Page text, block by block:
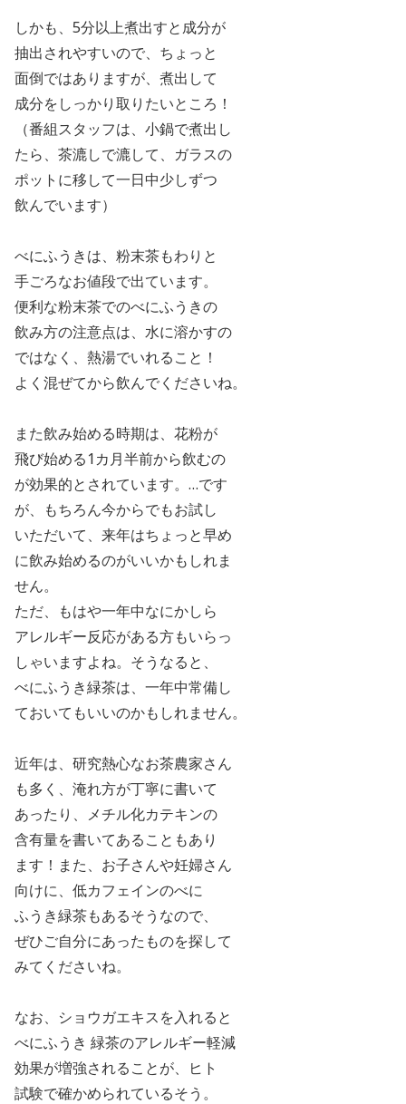
しかも、 5分以上煮出すと成分が
抽出されやすいので、ちょっと
面倒ではありますが、煮出して
成分をしっかり取りたいところ！
（番組スタッフは、小鍋で煮出し
たら、茶漉しで漉して、ガラスの
ポットに移して一日中少しずつ
飲んでいます）
べにふうきは、粉末茶もわりと
手ごろなお値段で出ています。
便利な粉末茶でのべにふうきの
飲み方の注意点は、水に溶かすの
ではなく、熱湯でいれること！
よく混ぜてから飲んでくださいね。
また飲み始める時期は、花粉が
飛び始める1カ月半前から飲むの
が効果的とされています。…です
が、
もちろん今からでもお試し
いただいて、来年はちょっと早め
に飲み始めるのがいいかも しれま
せん。
ただ、もはや一年中なにかしら
アレルギー反応がある方もいらっ
しゃいますよね。そうなると、
べにふうき緑茶は、一年中常備し
ておいてもいいのかもしれません。
近年は、研究熱心なお茶農家さん
も多く、淹れ方が丁寧に書いて
あったり、メチル化カテキンの
含有量を書いてあることもあり
ます！ また、お子さんや妊婦さん
向けに、低カフェインのべに
ふうき緑茶もあるそう なので、
ぜひご自分にあったものを探して
みてくださいね。
なお、ショウガエキスを入れると
べにふうき 緑茶のアレルギー軽減
効果が増強されることが、ヒト
試験で確かめられているそう。